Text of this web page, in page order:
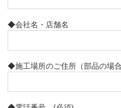
お問い合
メニュ
産業用・設備用・工場用
ビル用マルチエアコン
◆会社名・店舗名
◆施工場所のご住所（部品の場